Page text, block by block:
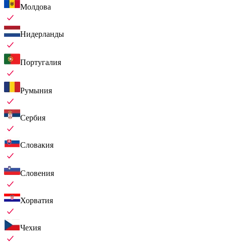
Молдова
Нидерланды
Португалия
Румыния
Сербия
Словакия
Словения
Хорватия
Чехия